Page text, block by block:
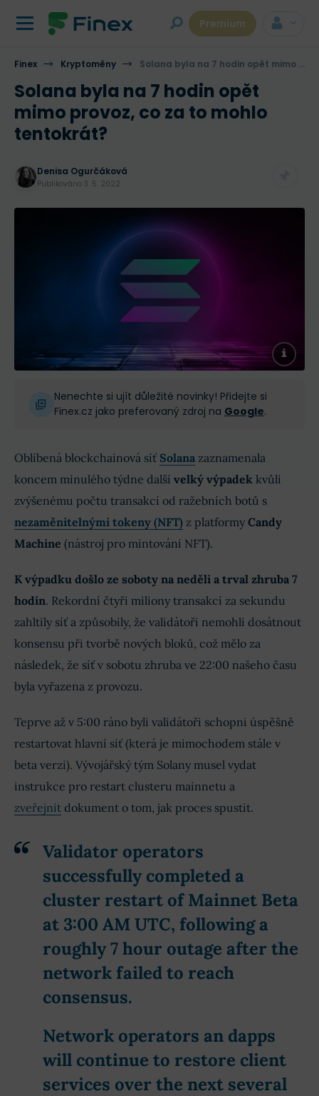
Premium
Finex Kryptoměny Solana byla na 7 hodin opět mimo provoz, co za to mohlo tentokrát?
Solana byla na 7 hodin opět
mimo provoz, co za to mohlo
tentokrát?
Denisa Ogurčáková
Publikováno 3. 5. 2022
Nenechte si ujít důležité novinky! Přidejte si
Finex.cz jako preferovaný zdroj na Google.
Oblíbená blockchainová síť Solana zaznamenala
koncem minulého týdne další velký výpadek kvůli
zvýšenému počtu transakcí od ražebních botů s
nezaměnitelnými tokeny (NFT) z platformy Candy
Machine (nástroj pro mintování NFT).
K výpadku došlo ze soboty na neděli a trval zhruba 7
hodin. Rekordní čtyři miliony transakcí za sekundu
zahltily síť a způsobily, že validátoři nemohli dosátnout
konsensu při tvorbě nových bloků, což mělo za
následek, že síť v sobotu zhruba ve 22:00 našeho času
byla vyřazena z provozu.
Teprve až v 5:00 ráno byli validátoři schopni úspěšně
restartovat hlavní síť (která je mimochodem stále v
beta verzi). Vývojářský tým Solany musel vydat
instrukce pro restart clusteru mainnetu a
zveřejnit dokument o tom, jak proces spustit.
Validator operators
successfully completed a
cluster restart of Mainnet Beta
at 3:00 AM UTC, following a
roughly 7 hour outage after the
network failed to reach
consensus.
Network operators an dapps
will continue to restore client
services over the next several